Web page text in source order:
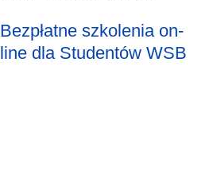
Bezpłatne szkolenia on-
line dla Studentów WSB